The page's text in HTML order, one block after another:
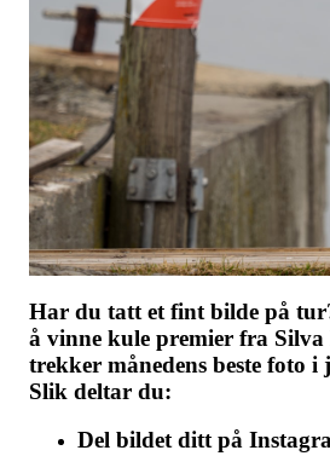
Har du tatt et fint bilde på
å vinne kule premier fra Silva
trekker månedens beste foto i
Slik deltar du:
Del bildet ditt på